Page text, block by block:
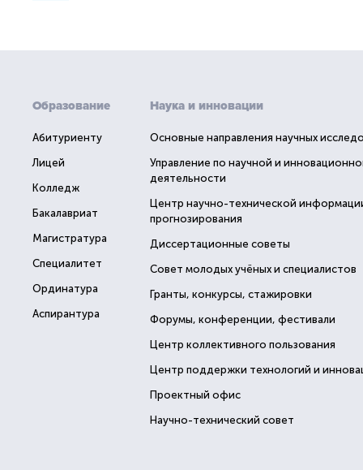
Образование
Абитуриенту
Лицей
Колледж
Бакалавриат
Магистратура
Специалитет
Ординатура
Аспирантура
Наука и инновации
Основные направления научных
Управление по научной и
деятельности
Центр научно-технической
прогнозирования
Диссертационные советы
Совет молодых учёных и специалистов
Гранты, конкурсы, стажировки
Форумы, конференции, фестивали
Центр коллективного пользования
Центр поддержки технологий и
Проектный офис
Научно-технический совет